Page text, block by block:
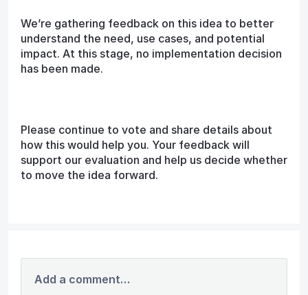
We’re gathering feedback on this idea to better
understand the need, use cases, and potential
impact. At this stage, no implementation decision
has been made.
Please continue to vote and share details about
how this would help you. Your feedback will
support our evaluation and help us decide whether
to move the idea forward.
Add a comment…